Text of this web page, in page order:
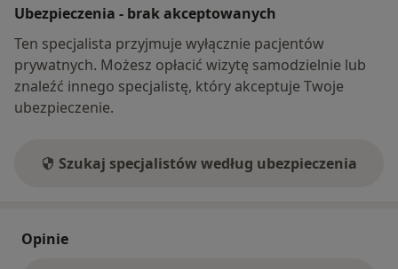
Ubezpieczenia - brak akceptowanych
Ten specjalista przyjmuje wyłącznie pacjentów
prywatnych. Możesz opłacić wizytę samodzielnie lub
znaleźć innego specjalistę, który akceptuje Twoje
ubezpieczenie.
Szukaj specjalistów według ubezpieczenia
Opinie